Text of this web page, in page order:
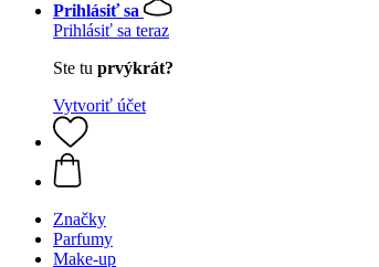
Prihlásiť sa
Prihlásiť sa teraz
Ste tu prvýkrát?
Vytvoriť účet
Značky
Parfumy
Make-up